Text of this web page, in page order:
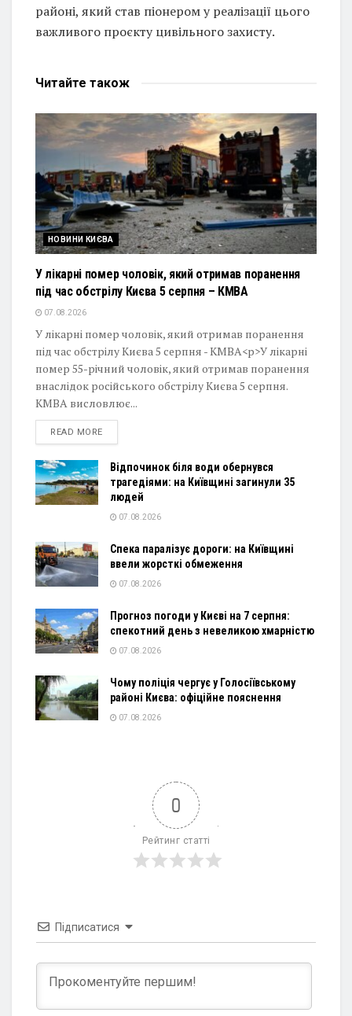
районі, який став піонером у реалізації цього
важливого проєкту цивільного захисту.
Читайте також
НОВИНИ КИЄВА
У лікарні помер чоловік, який отримав поранення
під час обстрілу Києва 5 серпня – КМВА
07.08.2026
У лікарні помер чоловік, який отримав поранення
під час обстрілу Києва 5 серпня - КМВА<p>У лікарні
помер 55-річний чоловік, який отримав поранення
внаслідок російського обстрілу Києва 5 серпня.
КМВА висловлює...
READ MOREDETAILS
Відпочинок біля води обернувся
трагедіями: на Київщині загинули 35
людей
07.08.2026
Спека паралізує дороги: на Київщині
ввели жорсткі обмеження
07.08.2026
Прогноз погоди у Києві на 7 серпня:
спекотний день з невеликою хмарністю
07.08.2026
Чому поліція чергує у Голосіївському
районі Києва: офіційне пояснення
07.08.2026
0
Рейтинг статті
Підписатися